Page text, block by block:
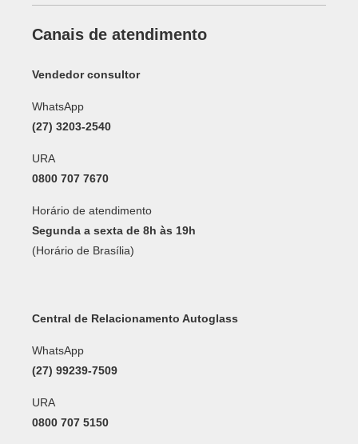
Canais de atendimento
Vendedor consultor
WhatsApp
(27) 3203-2540
URA
0800 707 7670
Horário de atendimento
Segunda a sexta de 8h às 19h
(Horário de Brasília)
Central de Relacionamento Autoglass
WhatsApp
(27) 99239-7509
URA
0800 707 5150